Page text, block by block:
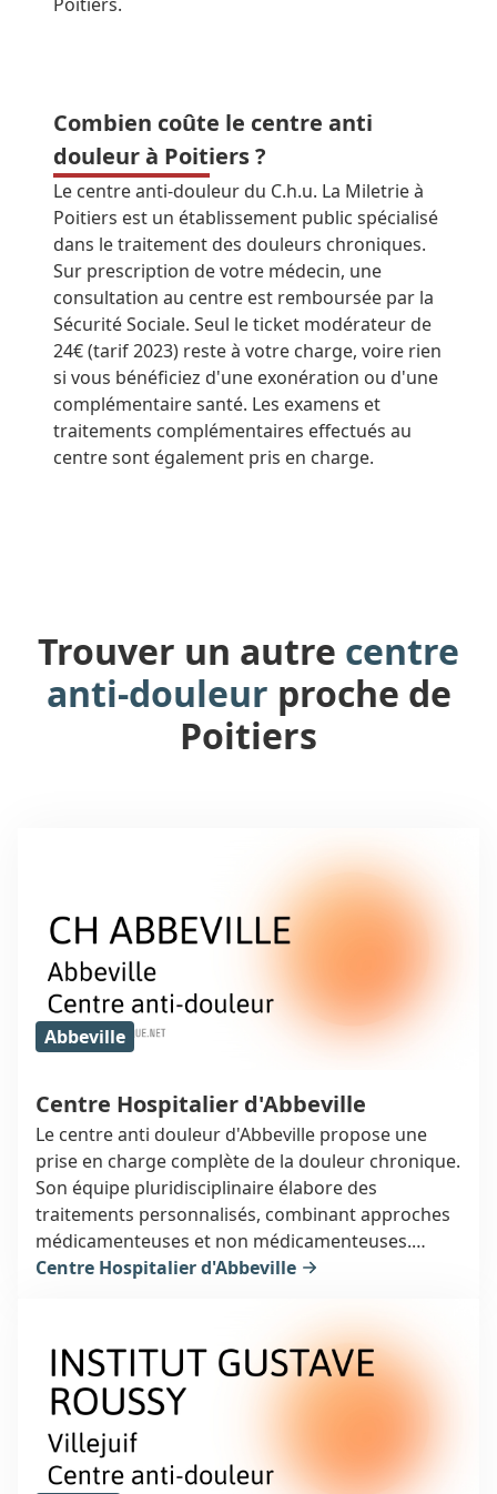
Combien coûte le centre anti
douleur à Poitiers ?
Le centre anti-douleur du C.h.u. La Miletrie à
Poitiers est un établissement public spécialisé
dans le traitement des douleurs chroniques.
Sur prescription de votre médecin, une
consultation au centre est remboursée par la
Sécurité Sociale. Seul le ticket modérateur de
24€ (tarif 2023) reste à votre charge, voire rien
si vous bénéficiez d'une exonération ou d'une
complémentaire santé. Les examens et
traitements complémentaires effectués au
centre sont également pris en charge.
Trouver un autre centre
anti-douleur proche de
Poitiers
Abbeville
Centre Hospitalier d'Abbeville
Le centre anti douleur d'Abbeville propose une
prise en charge complète de la douleur chronique.
Son équipe pluridisciplinaire élabore des
traitements personnalisés, combinant approches
médicamenteuses et non médicamenteuses.
L'objectif est d'aider les patients à retrouver une
Centre Hospitalier d'Abbeville